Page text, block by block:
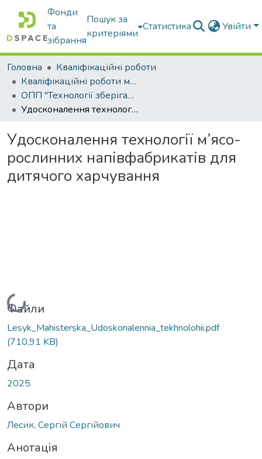
Фонди
та
зібрання
Пошук за
критеріями
Статистика Увійти
Головна
Кваліфікаційні роботи
Кваліфікаційні роботи магістрів
ОПП "Технології зберігання, консервування та переробки м’яса"
Удосконалення технології м’ясо-рослинних напівфабрикатів для дитячого харчування
Удосконалення технології м’ясо-
рослинних напівфабрикатів для
дитячого харчування
Вантажиться...
Файли
Lesyk_Mahisterska_Udoskonalennia_tekhnolohii.pdf
(710,91 KB)
Дата
2025
Автори
Лесик, Сергій Сергійович
Анотація